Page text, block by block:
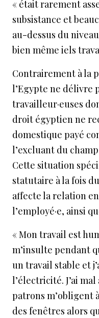
« était rarement
subsistance et
au-dessus du
bien même iels
Contrairement à la
l’Egypte ne délivre
travailleur·euses
droit égyptien ne
domestique payé
l’excluant du
Cette situation
statutaire à la fois
affecte la relation
l’employé·e, ainsi
« Mon travail est
m’insulte pendant
un travail stable et
l’électricité. J’ai
patrons m’obligent
des fenêtres alors